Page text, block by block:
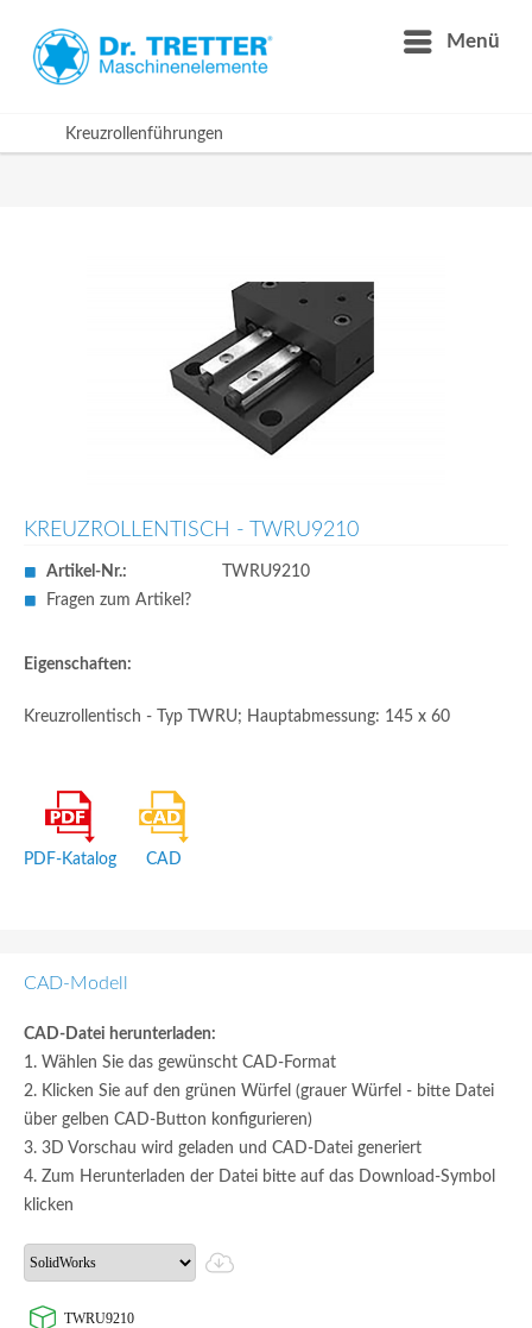
Menü
Kreuzrollenführungen
KREUZROLLENTISCH - TWRU9210
Artikel-Nr.:
TWRU9210
Fragen zum Artikel?
Eigenschaften:
Kreuzrollentisch - Typ TWRU; Hauptabmessung: 145 x 60
PDF-Katalog CAD
CAD-Modell
CAD-Datei herunterladen:
1. Wählen Sie das gewünscht CAD-Format
2. Klicken Sie auf den grünen Würfel (grauer Würfel - bitte Datei
über gelben CAD-Button konfigurieren)
3. 3D Vorschau wird geladen und CAD-Datei generiert
4. Zum Herunterladen der Datei bitte auf das Download-Symbol
klicken
TWRU9210